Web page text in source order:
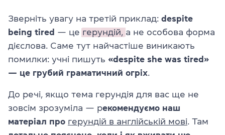
Зверніть увагу на третій приклад: despite
being tired — це герундій,
а не особова форма
дієслова. Саме тут найчастіше виникають
помилки: учні пишуть «despite she was tired»
— це грубий граматичний огріх
До речі, якщо тема герундія для вас ще не
зовсім зрозуміла — рекомендуємо наш
матеріал про герундій в англійській мові . Там